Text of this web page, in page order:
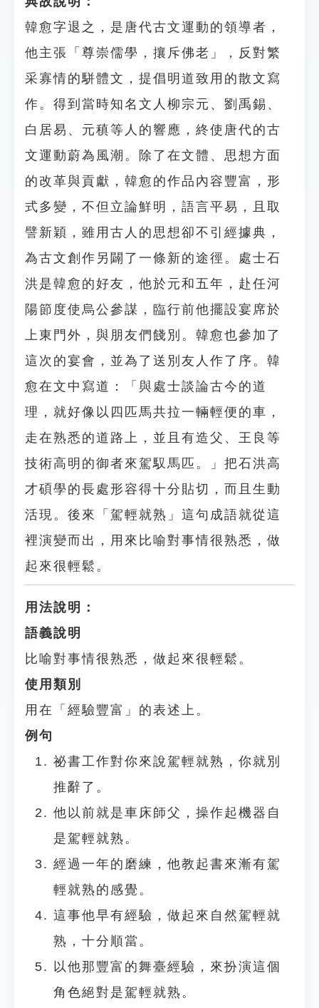
韓愈字退之，是唐代古文運動的領導者，
他主張「尊崇儒學，攘斥佛老」，反對繁
采寡情的駢體文，提倡明道致用的散文寫
作。得到當時知名文人柳宗元、劉禹錫、
白居易、元稹等人的響應，終使唐代的古
文運動蔚為風潮。除了在文體、思想方面
的改革與貢獻，韓愈的作品內容豐富，形
式多變，不但立論鮮明，語言平易，且取
譬新穎，雖用古人的思想卻不引經據典，
為古文創作另闢了一條新的途徑。處士石
洪是韓愈的好友，他於元和五年，赴任河
陽節度使烏公參謀，臨行前他擺設宴席於
上東門外，與朋友們餞別。韓愈也參加了
這次的宴會，並為了送別友人作了序。韓
愈在文中寫道：「與處士談論古今的道
理，就好像以四匹馬共拉一輛輕便的車，
走在熟悉的道路上，並且有造父、王良等
技術高明的御者來駕馭馬匹。」把石洪高
才碩學的長處形容得十分貼切，而且生動
活現。後來「駕輕就熟」這句成語就從這
裡演變而出，用來比喻對事情很熟悉，做
起來很輕鬆。
用法說明：
語義說明
比喻對事情很熟悉，做起來很輕鬆。
使用類別
用在「經驗豐富」的表述上。
例句
祕書工作對你來說駕輕就熟，你就別
推辭了。
他以前就是車床師父，操作起機器自
是駕輕就熟。
經過一年的磨練，他教起書來漸有駕
輕就熟的感覺。
這事他早有經驗，做起來自然駕輕就
熟，十分順當。
以他那豐富的舞臺經驗，來扮演這個
角色絕對是駕輕就熟。